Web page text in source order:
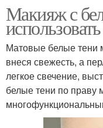
Макияж с
Матовые белые тени
внеся свежесть, а
легкое свечение,
белые тени по праву